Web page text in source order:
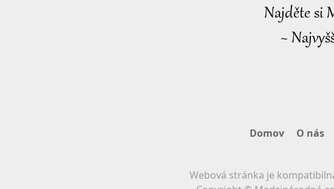
Najděte si
~
Domov O nás
Webová stránka je